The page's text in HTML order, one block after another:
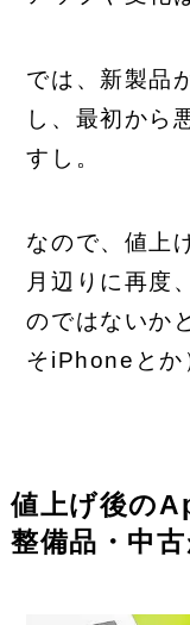
では、新製品
し、最初から
すし。
なので、値上
月辺りに再度
のではないか
そiPhoneとか
値上げ後の
整備品・中